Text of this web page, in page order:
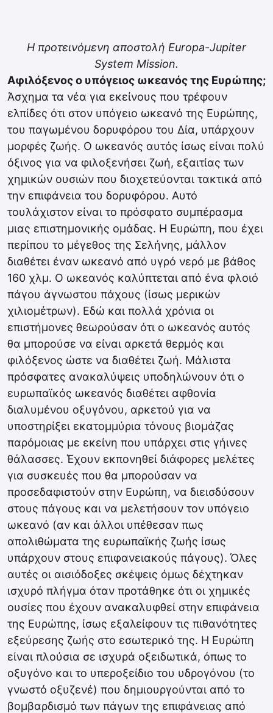
Η προτεινόμενη αποστολή Europa-Jupiter
System Mission.
Αφιλόξενος ο υπόγειος ωκεανός της Ευρώπης;
Άσχημα τα νέα για εκείνους που τρέφουν
ελπίδες ότι στον υπόγειο ωκεανό της Ευρώπης,
του παγωμένου δορυφόρου του Δία, υπάρχουν
μορφές ζωής. Ο ωκεανός αυτός ίσως είναι πολύ
όξινος για να φιλοξενήσει ζωή, εξαιτίας των
χημικών ουσιών που διοχετεύονται τακτικά από
την επιφάνεια του δορυφόρου. Αυτό
τουλάχιστον είναι το πρόσφατο συμπέρασμα
μιας επιστημονικής ομάδας. Η Ευρώπη, που έχει
περίπου το μέγεθος της Σελήνης, μάλλον
διαθέτει έναν ωκεανό από υγρό νερό με βάθος
160 χλμ. Ο ωκεανός καλύπτεται από ένα φλοιό
πάγου άγνωστου πάχους (ίσως μερικών
χιλιομέτρων). Εδώ και πολλά χρόνια οι
επιστήμονες θεωρούσαν ότι ο ωκεανός αυτός
θα μπορούσε να είναι αρκετά θερμός και
φιλόξενος ώστε να διαθέτει ζωή. Μάλιστα
πρόσφατες ανακαλύψεις υποδηλώνουν ότι ο
ευρωπαϊκός ωκεανός διαθέτει αφθονία
διαλυμένου οξυγόνου, αρκετού για να
υποστηρίξει εκατομμύρια τόνους βιομάζας
παρόμοιας με εκείνη που υπάρχει στις γήινες
θάλασσες. Έχουν εκπονηθεί διάφορες μελέτες
για συσκευές που θα μπορούσαν να
προσεδαφιστούν στην Ευρώπη, να διεισδύσουν
στους πάγους και να μελετήσουν τον υπόγειο
ωκεανό (αν και άλλοι υπέθεσαν πως
απολιθώματα της ευρωπαϊκής ζωής ίσως
υπάρχουν στους επιφανειακούς πάγους). Όλες
αυτές οι αισιόδοξες σκέψεις όμως δέχτηκαν
ισχυρό πλήγμα όταν προτάθηκε ότι οι χημικές
ουσίες που έχουν ανακαλυφθεί στην επιφάνεια
της Ευρώπης, ίσως εξαλείφουν τις πιθανότητες
εξεύρεσης ζωής στο εσωτερικό της. Η Ευρώπη
είναι πλούσια σε ισχυρά οξειδωτικά, όπως το
οξυγόνο και το υπεροξείδιο του υδρογόνου (το
γνωστό οξυζενέ) που δημιουργούνται από το
βομβαρδισμό των πάγων της επιφάνειας από